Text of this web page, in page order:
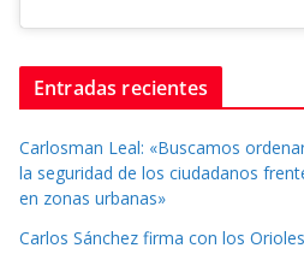
Entradas recientes
Carlosman Leal: «Buscamos
la seguridad de los ciudadanos
en zonas urbanas»
Carlos Sánchez firma con los